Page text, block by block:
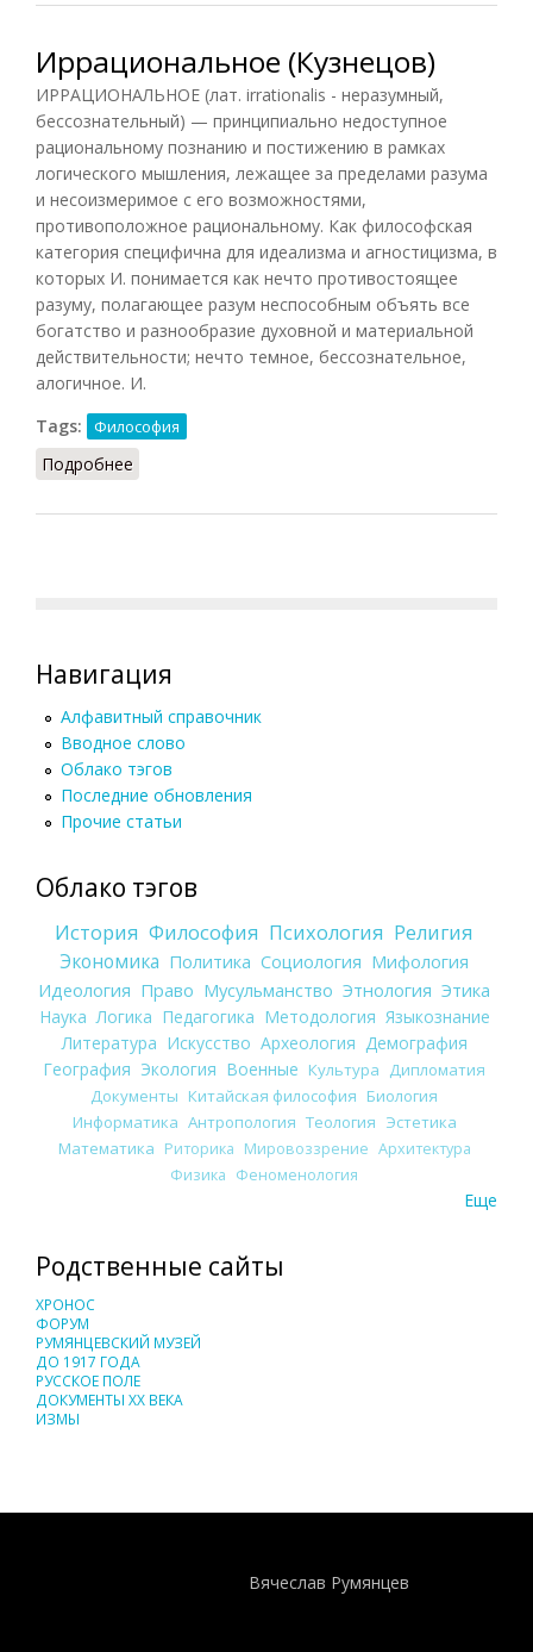
Иррациональное (Кузнецов)
ИРРАЦИОНАЛЬНОЕ (лат. irrationalis - неразумный,
бессознательный) — принципиально недоступное
рациональному познанию и постижению в рамках
логического мышления, лежащее за пределами разума
и несоизмеримое с его возможностями,
противоположное рациональному. Как философская
категория специфична для идеализма и агностицизма, в
которых И. понимается как нечто противостоящее
разуму, полагающее разум неспособным объять все
богатство и разнообразие духовной и материальной
действительности; нечто темное, бессознательное,
алогичное. И.
Tags:
Философия
Подробнее
Навигация
Алфавитный справочник
Вводное слово
Облако тэгов
Последние обновления
Прочие статьи
Облако тэгов
История Философия Психология Религия
Экономика Политика Социология Мифология
Идеология Право Мусульманство Этнология Этика
Наука Логика Педагогика Методология Языкознание
Литература Искусство Археология Демография
География Экология Военные Культура
Дипломатия
Документы Китайская философия Биология
Информатика Антропология Теология Эстетика
Математика Риторика Мировоззрение Архитектура
Физика Феноменология
Еще
Родственные сайты
ХРОНОС
ФОРУМ
РУМЯНЦЕВСКИЙ МУЗЕЙ
ДО 1917 ГОДА
РУССКОЕ ПОЛЕ
ДОКУМЕНТЫ XX ВЕКА
ИЗМЫ
Вячеслав Румянцев